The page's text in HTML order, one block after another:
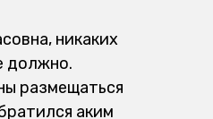
никаких
должно.
размещаться
аким